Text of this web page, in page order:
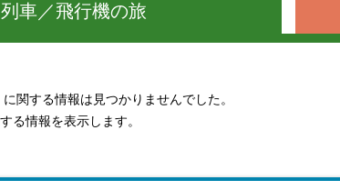
列車／飛行機の旅
関する情報は見つかりませんでした。
る情報を表示します。